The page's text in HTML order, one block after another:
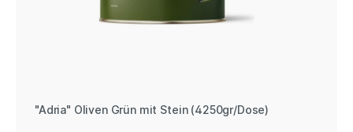
"Adria" Oliven Grün mit Stein (4250gr/Dose)